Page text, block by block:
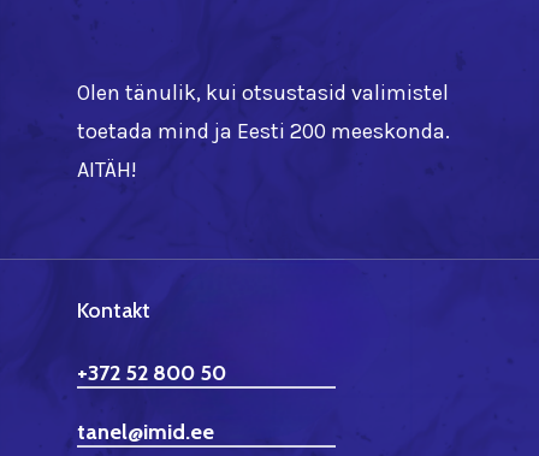
Olen tänulik, kui otsustasid valimistel
toetada mind ja Eesti 200 meeskonda.
AITÄH!
Kontakt
+372 52 800 50
tanel@imid.ee